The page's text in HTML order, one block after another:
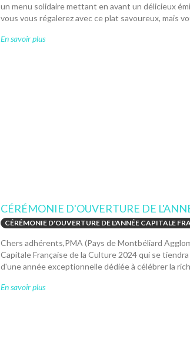
un menu solidaire mettant en avant un délicieux
vous vous régalerez avec ce plat savoureux, mais
En savoir plus
CÉRÉMONIE D'OUVERTURE DE
CÉRÉMONIE D'OUVERTURE DE L'ANNÉE CAPITALE FRA
Chers adhérents,PMA (Pays de Montbéliard
Capitale Française de la Culture 2024 qui se
d'une année exceptionnelle dédiée à célébrer la
En savoir plus